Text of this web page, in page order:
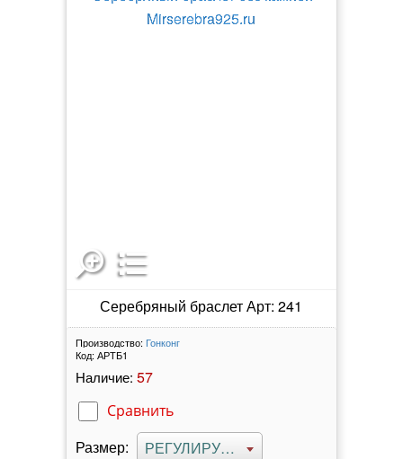
Серебряный браслет Арт: 241
Производство: Гонконг
Код: АРТБ1
Наличие: 57
Сравнить
Размер: РЕГУЛИРУЕМЫЙ